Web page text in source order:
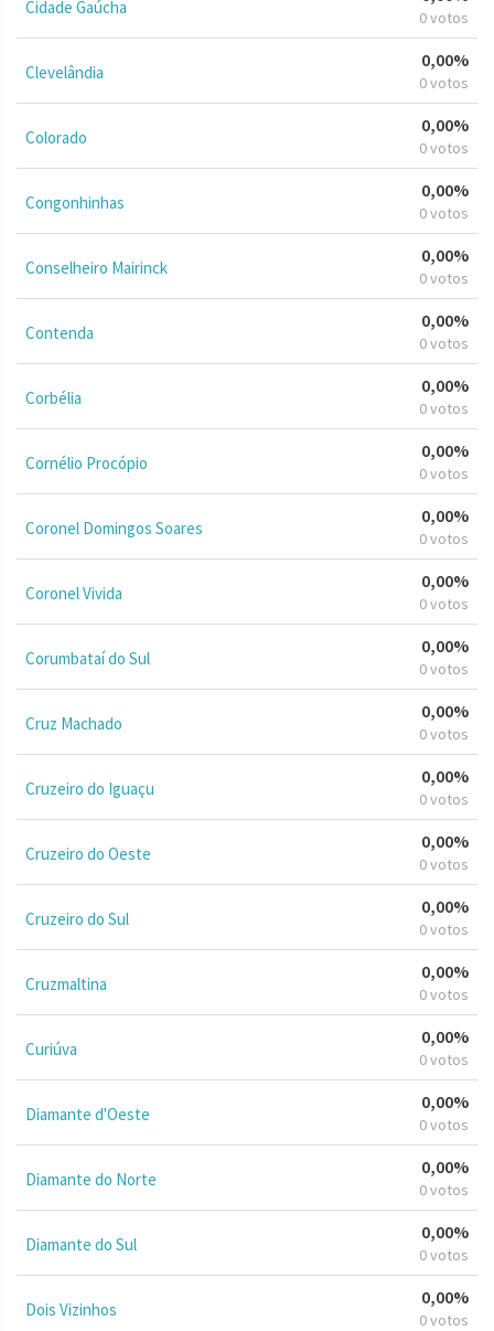
Cidade Gaúcha 0 votos
Clevelândia
0,00%
0 votos
Colorado
0,00%
0 votos
Congonhinhas
0,00%
0 votos
Conselheiro Mairinck
0,00%
0 votos
Contenda
0,00%
0 votos
Corbélia
0,00%
0 votos
Cornélio Procópio
0,00%
0 votos
Coronel Domingos Soares
0,00%
0 votos
Coronel Vivida
0,00%
0 votos
Corumbataí do Sul
0,00%
0 votos
Cruz Machado
0,00%
0 votos
Cruzeiro do Iguaçu
0,00%
0 votos
Cruzeiro do Oeste
0,00%
0 votos
Cruzeiro do Sul
0,00%
0 votos
Cruzmaltina
0,00%
0 votos
Curiúva
0,00%
0 votos
Diamante d'Oeste
0,00%
0 votos
Diamante do Norte
0,00%
0 votos
Diamante do Sul
0,00%
0 votos
Dois Vizinhos
0,00%
0 votos